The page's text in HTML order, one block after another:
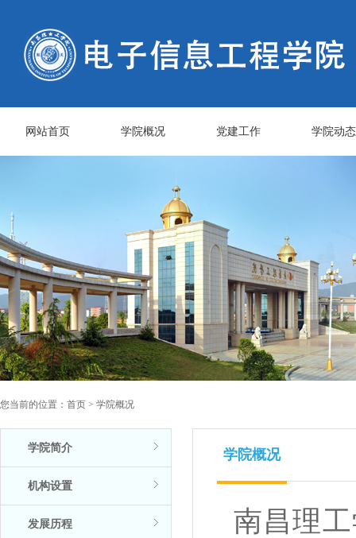
网站首页 学院概况 党建工作 学院动态
您当前的位置： 首页 > 学院概况
学院简介
机构设置
发展历程
学院概况
南昌理